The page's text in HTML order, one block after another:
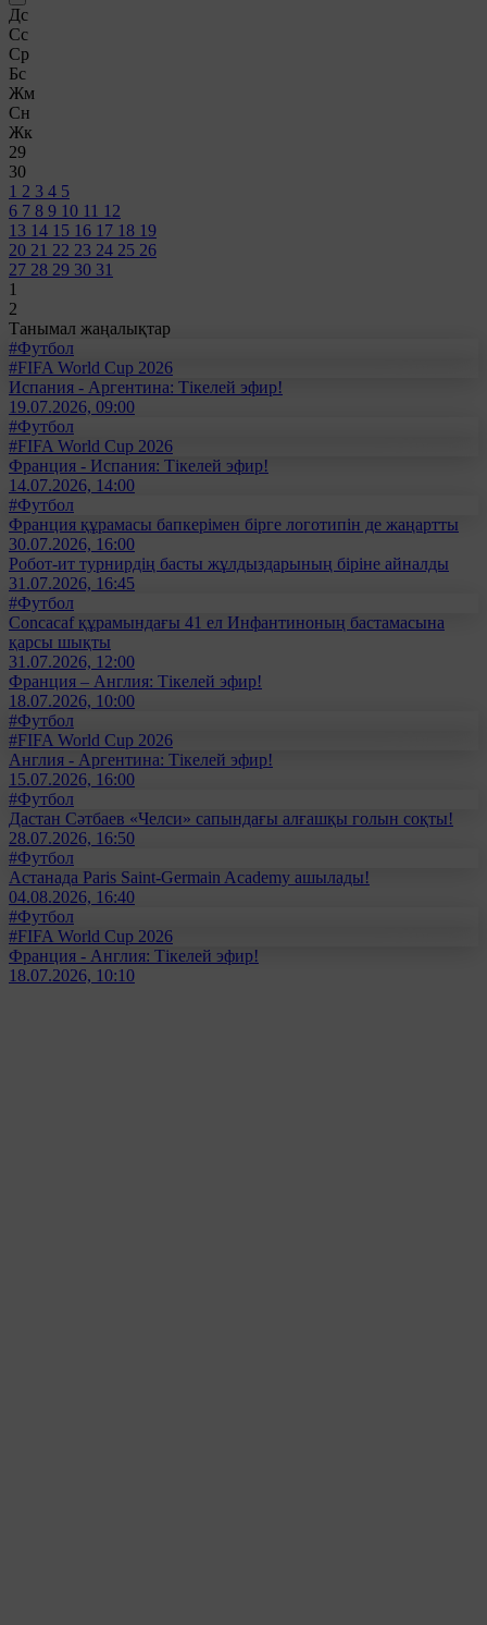
Дс
Сс
Ср
Бс
Жм
Сн
Жк
29
30
1 2 3 4 5
6 7 8 9 10 11 12
13 14 15 16 17 18 19
20 21 22 23 24 25 26
27 28 29 30 31
1
2
Танымал жаңалықтар
#Футбол
#FIFA World Cup 2026
Испания - Аргентина: Тікелей эфир!
19.07.2026, 09:00
#Футбол
#FIFA World Cup 2026
Франция - Испания: Тікелей эфир!
14.07.2026, 14:00
#Футбол
Франция құрамасы бапкерімен бірге логотипін де жаңартты
30.07.2026, 16:00
Робот-ит турнирдің басты жұлдыздарының біріне айналды
31.07.2026, 16:45
#Футбол
Concacaf құрамындағы 41 ел Инфантиноның бастамасына
қарсы шықты
31.07.2026, 12:00
Франция – Англия: Тікелей эфир!
18.07.2026, 10:00
#Футбол
#FIFA World Cup 2026
Англия - Аргентина: Тікелей эфир!
15.07.2026, 16:00
#Футбол
Дастан Сәтбаев «Челси» сапындағы алғашқы голын соқты!
28.07.2026, 16:50
#Футбол
Астанада Paris Saint-Germain Academy ашылады!
04.08.2026, 16:40
#Футбол
#FIFA World Cup 2026
Франция - Англия: Тікелей эфир!
18.07.2026, 10:10